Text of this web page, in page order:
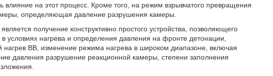
влияние на этот процесс. Кроме того, на режим взрывчатого превращения
определяющая давление разрушения камеры.
получение конструктивно простого устройства, позволяющего
условиях нагрева и определения давления на фронте детонации,
ВВ, изменение режима нагрева в широком диапазоне, включая
давления разрушение реакционной камеры, степени заполнения